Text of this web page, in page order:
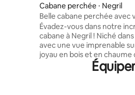
Cabane perchée ⋅ Negril
Belle cabane perchée avec
l'océan
Évadez-vous dans notre
cabane à Negril ! Niché
avec une vue imprenable
joyau en bois et en chaume
aménagement ouvert,
d'un salon et d'un coin